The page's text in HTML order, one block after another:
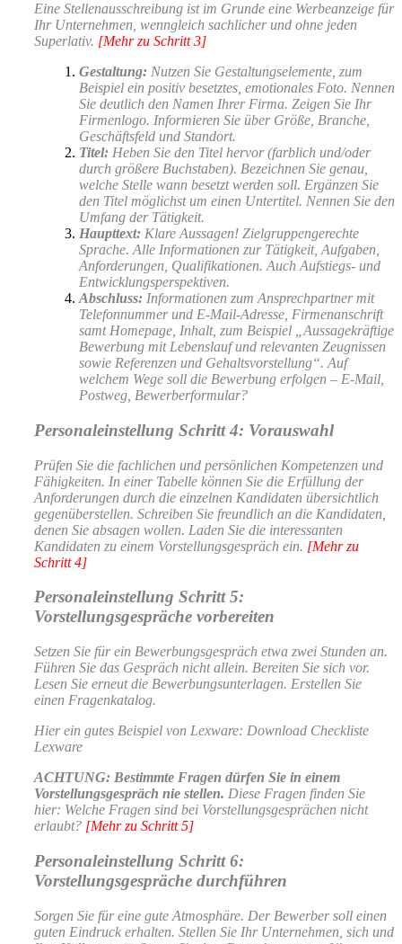
Eine Stellenausschreibung ist im Grunde eine Werbeanzeige für
Ihr Unternehmen, wenngleich sachlicher und ohne jeden
Superlativ. [Mehr zu Schritt 3]
Gestaltung: Nutzen Sie Gestaltungselemente, zum
Beispiel ein positiv besetztes, emotionales Foto. Nennen
Sie deutlich den Namen Ihrer Firma. Zeigen Sie Ihr
Firmenlogo. Informieren Sie über Größe, Branche,
Geschäftsfeld und Standort.
Titel: Heben Sie den Titel hervor (farblich und/oder
durch größere Buchstaben). Bezeichnen Sie genau,
welche Stelle wann besetzt werden soll. Ergänzen Sie
den Titel möglichst um einen Untertitel. Nennen Sie den
Umfang der Tätigkeit.
Haupttext: Klare Aussagen! Zielgruppengerechte
Sprache. Alle Informationen zur Tätigkeit, Aufgaben,
Anforderungen, Qualifikationen. Auch Aufstiegs- und
Entwicklungsperspektiven.
Abschluss: Informationen zum Ansprechpartner mit
Telefonnummer und E-Mail-Adresse, Firmenanschrift
samt Homepage, Inhalt, zum Beispiel „Aussagekräftige
Bewerbung mit Lebenslauf und relevanten Zeugnissen
sowie Referenzen und Gehaltsvorstellung“. Auf
welchem Wege soll die Bewerbung erfolgen – E-Mail,
Postweg, Bewerberformular?
Personaleinstellung Schritt 4: Vorauswahl
Prüfen Sie die fachlichen und persönlichen Kompetenzen und
Fähigkeiten. In einer Tabelle können Sie die Erfüllung der
Anforderungen durch die einzelnen Kandidaten übersichtlich
gegenüberstellen. Schreiben Sie freundlich an die Kandidaten,
denen Sie absagen wollen. Laden Sie die interessanten
Kandidaten zu einem Vorstellungsgespräch ein. [Mehr zu
Schritt 4]
Personaleinstellung Schritt 5:
Vorstellungsgespräche vorbereiten
Setzen Sie für ein Bewerbungsgespräch etwa zwei Stunden an.
Führen Sie das Gespräch nicht allein. Bereiten Sie sich vor.
Lesen Sie erneut die Bewerbungsunterlagen. Erstellen Sie
einen Fragenkatalog.
Hier ein gutes Beispiel von Lexware: Download Checkliste
Lexware
ACHTUNG: Bestimmte Fragen dürfen Sie in einem
Vorstellungsgespräch nie stellen. Diese Fragen finden Sie
hier: Welche Fragen sind bei Vorstellungsgesprächen nicht
erlaubt? [Mehr zu Schritt 5]
Personaleinstellung Schritt 6:
Vorstellungsgespräche durchführen
Sorgen Sie für eine gute Atmosphäre. Der Bewerber soll einen
guten Eindruck erhalten. Stellen Sie Ihr Unternehmen, sich und